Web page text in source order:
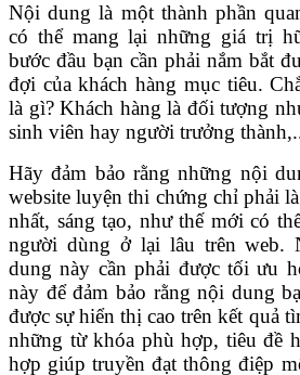
Nội dung là một thành phần
có thể mang lại những giá trị
bước đầu bạn cần phải nắm bắt
đợi của khách hàng mục tiêu.
là gì? Khách hàng là đối tượng
sinh viên hay người trưởng
Hãy đảm bảo rằng những nội
website luyện thi chứng chỉ phải
nhất, sáng tạo, như thế mới có
người dùng ở lại lâu trên web.
dung này cần phải được tối ưu
này để đảm bảo rằng nội dung
được sự hiển thị cao trên kết quả
những từ khóa phù hợp, tiêu đề
hợp giúp truyền đạt thông điệp